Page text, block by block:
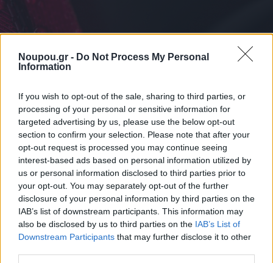
Noupou.gr - Do Not Process My Personal
Information
If you wish to opt-out of the sale, sharing to third parties, or
processing of your personal or sensitive information for
targeted advertising by us, please use the below opt-out
section to confirm your selection. Please note that after your
opt-out request is processed you may continue seeing
interest-based ads based on personal information utilized by
us or personal information disclosed to third parties prior to
your opt-out. You may separately opt-out of the further
disclosure of your personal information by third parties on the
IAB’s list of downstream participants. This information may
also be disclosed by us to third parties on the IAB’s List of
Downstream Participants that may further disclose it to other
ΔΙΑΒΑΣΤΕ ΑΚΟΜΑ